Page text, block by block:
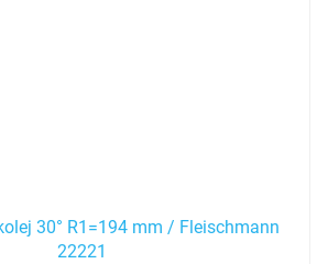
30° R1=194 mm / Fleischmann
22221